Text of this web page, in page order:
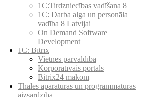
1C:Tirdzniecības vadīšana 8
1С: Darba alga un personāla
vadība 8 Latvijai
On Demand Software
Development
1C: Bitrix
Vietnes pārvaldība
Korporatīvais portals
Bitrix24 mākonī
Thales aparatūras un programmatūras
aizsardzība